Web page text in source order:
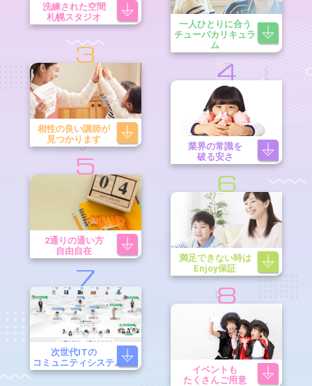
洗練された空間
札幌スタジオ
一人ひとりに合う
チューバカリキュラ
ム
3
相性の良い講師が
見つかります
4
業界の常識を
破る安さ
5
2通りの通い方
自由自在
6
満足できない時は
Enjoy保証
7
次世代ITの
コミュニティシステム
8
イベントも
たくさんご用意